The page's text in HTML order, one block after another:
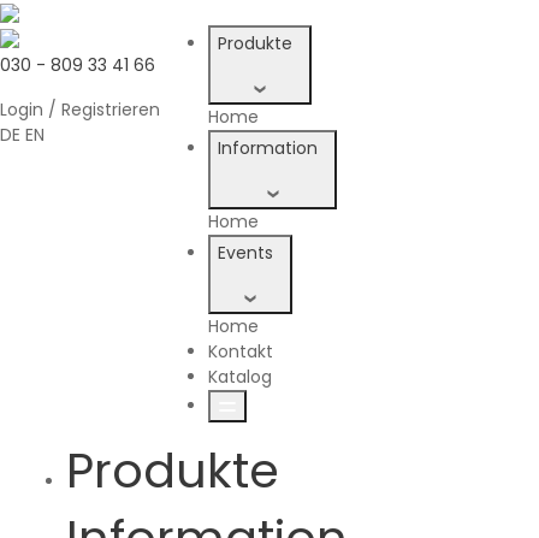
030 - 809 33 41 66
Login / Registrieren
DE EN
Produkte
Home
Information
Home
Events
Home
Kontakt
Katalog
Produkte